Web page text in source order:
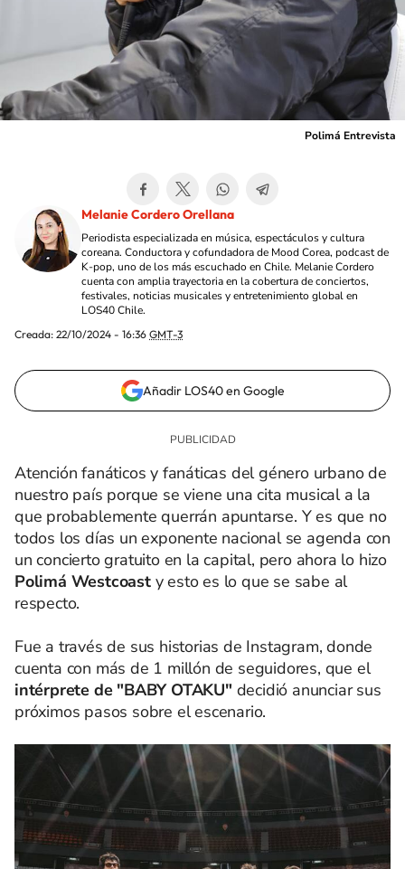
Polimá Entrevista
Melanie Cordero Orellana
Periodista especializada en música, espectáculos y cultura
coreana. Conductora y cofundadora de Mood Corea, podcast de
K-pop, uno de los más escuchado en Chile. Melanie Cordero
cuenta con amplia trayectoria en la cobertura de conciertos,
festivales, noticias musicales y entretenimiento global en
LOS40 Chile.
Creada: 22/10/2024 - 16:36 GMT-3
Añadir LOS40 en Google
Atención fanáticos y fanáticas del género urbano de
nuestro país porque se viene una cita musical a la
que probablemente querrán apuntarse. Y es que no
todos los días un exponente nacional se agenda con
un concierto gratuito en la capital, pero ahora lo hizo
Polimá Westcoasty esto es lo que se sabe al
respecto.
Fue a través de sus historias de Instagram, donde
cuenta con más de 1 millón de seguidores, que el
intérprete de "BABY OTAKU" decidió anunciar sus
próximos pasos sobre el escenario.